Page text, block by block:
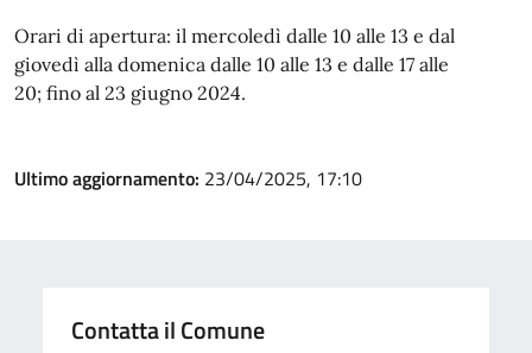
Orari di apertura: il mercoledì dalle 10 alle 13 e dal
giovedì alla domenica dalle 10 alle 13 e dalle 17 alle
20; fino al 23 giugno 2024.
Ultimo aggiornamento: 23/04/2025, 17:10
Contatta il Comune